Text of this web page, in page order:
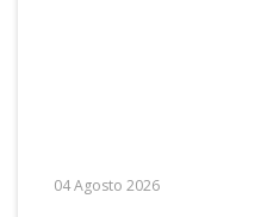
04 Agosto 2026